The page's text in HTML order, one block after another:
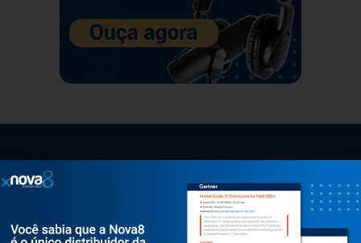
Mantenha-se à
ameaças
Veja mais